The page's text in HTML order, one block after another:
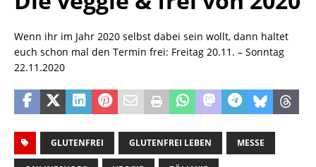
Wenn ihr im Jahr 2020 selbst dabei sein wollt, dann haltet
euch schon mal den Termin frei: Freitag 20.11. – Sonntag
22.11.2020
GLUTENFREI GLUTENFREI LEBEN MESSE